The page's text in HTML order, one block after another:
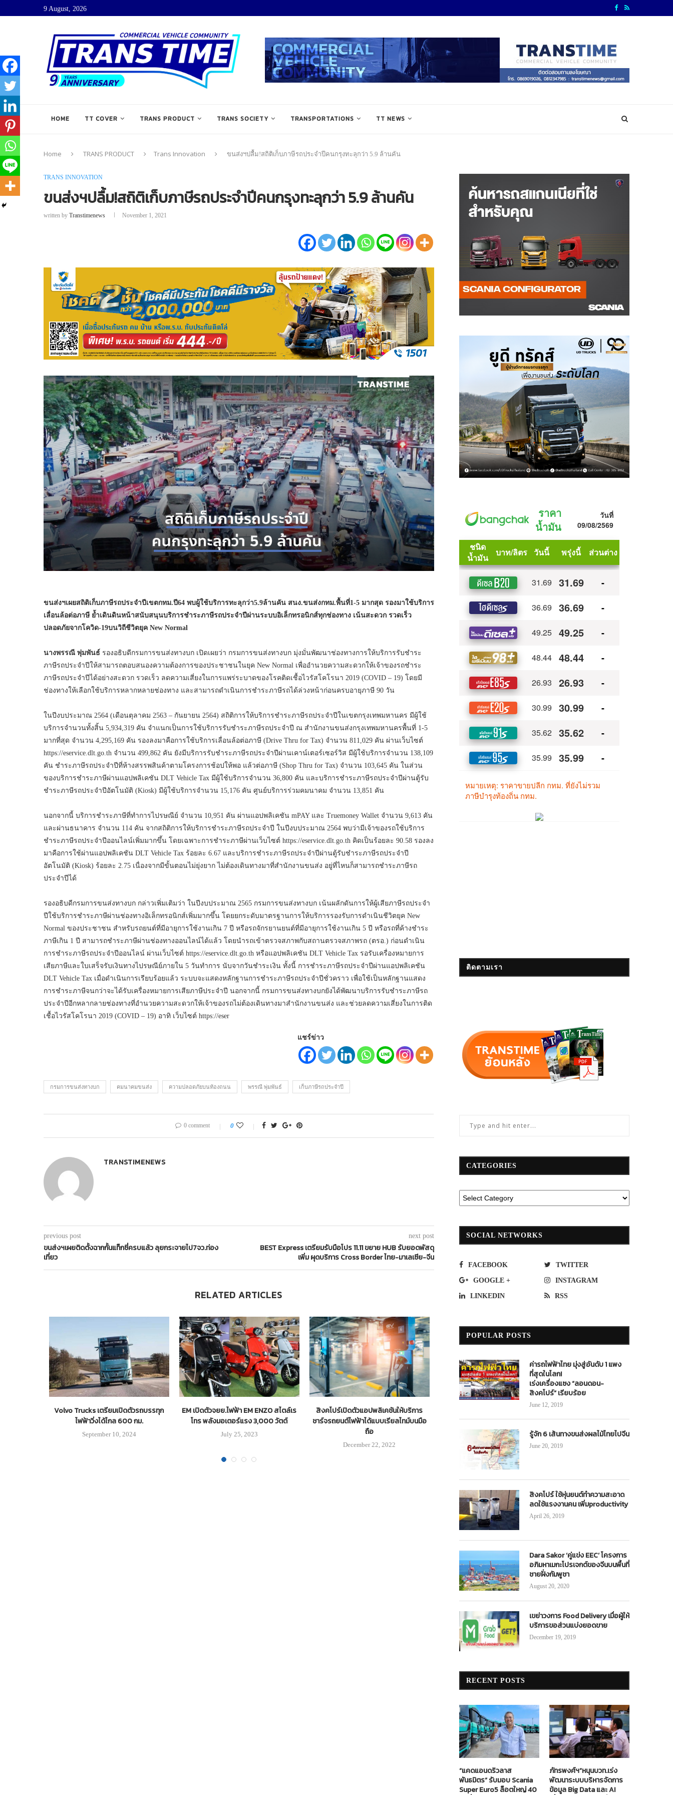
9 August, 2026
HOME TT COVER TRANS PRODUCT TRANS SOCIETY TRANSPORTATIONS TT NEWS
Home TRANS PRODUCT Trans Innovation ขนส่งฯปลื้ม!สถิติเก็บภาษีรถประจำปีคนกรุงทะลุกว่า 5.9 ล้านคัน
TRANS INNOVATION
ขนส่งฯปลื้ม!สถิติเก็บภาษีรถประจำปีคนกรุงทะลุกว่า 5.9 ล้านคัน
written by Transtimenews November 1, 2021
ขนส่งฯเผยสถิติเก็บภาษีรถประจำปีเขตกทม.ปี64 พบผู้ใช้บริการทะลุกว่า5.9ล้านคัน สนง.ขนส่งกทม.พื้นที่1-5 มากสุด รองมาใช้บริการ
เลื่อนล้อต่อภาษี ย้ำเดินดินหน้าสนับสนุนบริการชำระภาษีรถประจำปีผ่านระบบอิเล็กทรอนิกส์ทุกช่องทาง เน้นสะดวก รวดเร็ว
ปลอดภัยจากโควิด-19บนวิถีชีวิตยุค New Normal
นางพรรณี พุ่มพันธ์ รองอธิบดีกรมการขนส่งทางบก เปิดเผยว่า กรมการขนส่งทางบก มุ่งมั่นพัฒนาช่องทางการให้บริการรับชำระ
ภาษีรถประจำปีให้สามารถตอบสนองความต้องการของประชาชนในยุค New Normal เพื่ออำนวยความสะดวกให้เจ้าของรถชำระ
ภาษีรถประจำปีได้อย่างสะดวก รวดเร็ว ลดความเสี่ยงในการแพร่ระบาดของโรคติดเชื้อไวรัสโคโรนา 2019 (COVID – 19) โดยมี
ช่องทางให้เลือกใช้บริการหลากหลายช่องทาง และสามารถดำเนินการชำระภาษีรถได้ล่วงหน้าก่อนครบอายุภาษี 90 วัน
ในปีงบประมาณ 2564 (เดือนตุลาคม 2563 – กันยายน 2564) สถิติการให้บริการชำระภาษีรถประจำปีในเขตกรุงเทพมหานคร มีผู้ใช้
บริการจำนวนทั้งสิ้น 5,934,319 คัน จำแนกเป็นการใช้บริการรับชำระภาษีรถประจำปี ณ สำนักงานขนส่งกรุงเทพมหานครพื้นที่ 1-5
มากที่สุด จำนวน 4,295,169 คัน รองลงมาคือการใช้บริการเลื่อนล้อต่อภาษี (Drive Thru for Tax) จำนวน 811,029 คัน ผ่านเว็บไซต์
https://eservice.dlt.go.th จำนวน 499,862 คัน ยังมีบริการรับชำระภาษีรถประจำปีผ่านเคาน์เตอร์เซอร์วิส มีผู้ใช้บริการจำนวน 138,109
คัน ชำระภาษีรถประจำปีที่ห้างสรรพสินค้าตามโครงการช้อปให้พอ แล้วต่อภาษี (Shop Thru for Tax) จำนวน 103,645 คัน ในส่วน
ของบริการชำระภาษีผ่านแอปพลิเคชัน DLT Vehicle Tax มีผู้ใช้บริการจำนวน 36,800 คัน และบริการชำระภาษีรถประจำปีผ่านตู้รับ
ชำระภาษีรถประจำปีอัตโนมัติ (Kiosk) มีผู้ใช้บริการจำนวน 15,176 คัน ศูนย์บริการร่วมคมนาคม จำนวน 13,851 คัน
นอกจากนี้ บริการชำระภาษีที่ทำการไปรษณีย์ จำนวน 10,951 คัน ผ่านแอปพลิเคชัน mPAY และ Truemoney Wallet จำนวน 9,613 คัน
และผ่านธนาคาร จำนวน 114 คัน จากสถิติการให้บริการชำระภาษีรถประจำปี ในปีงบประมาณ 2564 พบว่ามีเจ้าของรถใช้บริการ
ชำระภาษีรถประจำปีออนไลน์เพิ่มมากขึ้น โดยเฉพาะการชำระภาษีผ่านเว็บไซต์ https://eservice.dlt.go.th คิดเป็นร้อยละ 90.58 รองลง
มาคือการใช้ผ่านแอปพลิเคชัน DLT Vehicle Tax ร้อยละ 6.67 และบริการชำระภาษีรถประจำปีผ่านตู้รับชำระภาษีรถประจำปี
อัตโนมัติ (Kiosk) ร้อยละ 2.75 เนื่องจากมีขั้นตอนไม่ยุ่งยาก ไม่ต้องเดินทางมาที่สำนักงานขนส่ง อยู่ที่ไหนก็สามารถชำระภาษีรถ
ประจำปีได้
รองอธิบดีกรมการขนส่งทางบก กล่าวเพิ่มเติมว่า ในปีงบประมาณ 2565 กรมการขนส่งทางบก เน้นผลักดันการให้ผู้เสียภาษีรถประจำ
ปีใช้บริการชำระภาษีผ่านช่องทางอิเล็กทรอนิกส์เพิ่มมากขึ้น โดยยกระดับมาตรฐานการให้บริการรองรับการดำเนินชีวิตยุค New
Normal ของประชาชน สำหรับรถยนต์ที่มีอายุการใช้งานเกิน 7 ปี หรือรถจักรยานยนต์ที่มีอายุการใช้งานเกิน 5 ปี หรือรถที่ค้างชำระ
ภาษีเกิน 1 ปี สามารถชำระภาษีผ่านช่องทางออนไลน์ได้แล้ว โดยนำรถเข้าตรวจสภาพกับสถานตรวจสภาพรถ (ตรอ.) ก่อนดำเนิน
การชำระภาษีรถประจำปีออนไลน์ ผ่านเว็บไซต์ https://eservice.dlt.go.th หรือแอปพลิเคชัน DLT Vehicle Tax รอรับเครื่องหมายการ
เสียภาษีและใบเสร็จรับเงินทางไปรษณีย์ภายใน 5 วันทำการ นับจากวันชำระเงิน ทั้งนี้ การชำระภาษีรถประจำปีผ่านแอปพลิเคชัน
DLT Vehicle Tax เมื่อดำเนินการเรียบร้อยแล้ว ระบบจะแสดงหลักฐานการชำระภาษีรถประจำปีชั่วคราว เพื่อใช้เป็นหลักฐานแสดง
การชำระภาษีจนกว่าจะได้รับเครื่องหมายการเสียภาษีประจำปี นอกจากนี้ กรมการขนส่งทางบกยังได้พัฒนาบริการรับชำระภาษีรถ
ประจำปีอีกหลากลายช่องทางที่อำนวยความสะดวกให้เจ้าของรถไม่ต้องเดินทางมาสำนักงานขนส่ง และช่วยลดความเสี่ยงในการติด
เชื้อไวรัสโคโรนา 2019 (COVID – 19) อาทิ เว็บไซต์ https://eser
แชร์ข่าว
กรมการขนส่งทางบก คมนาคมขนส่ง ความปลอดภัยบนท้องถนน พรรณี พุ่มพันธ์ เก็บภาษีรถประจำปี
0 comment 0
TRANSTIMENEWS
previous post
ขนส่งฯเผยติดตั้งฉากกั้นแท็กซี่ครบแล้ว ลุยกระจายไป7จว.ท่อง
เที่ยว
next post
BEST Express เตรียมรับมือโปร 11.11 ขยาย HUB รับยอดพัสดุ
เพิ่ม ผุดบริการ Cross Border ไทย-มาเลเซีย-จีน
RELATED ARTICLES
Volvo Trucks เตรียมเปิดตัวรถบรรทุก
ไฟฟ้าวิ่งได้ไกล 600 กม.
September 10, 2024
EM เปิดตัวจยย.ไฟฟ้า EM ENZO สไตล์เร
โทร พลังมอเตอร์แรง 3,000 วัตต์
July 25, 2023
สิงคโปร์เปิดตัวแอปพลิเคชันให้บริการ
ชาร์จรถยนต์ไฟฟ้าได้แบบเรียลไทม์บนมือ
ถือ
December 22, 2022
เปิดผลวิจัย“คนไทย”สนใจรถยนต์ EV มาก
สุดในอาเซียน
February 9, 2021
ไทย-ลาว ดัดแปลงรถบรรทุกไฟฟ้า
April 6, 2023
ติดตามเรา
CATEGORIES
SOCIAL NETWORKS
FACEBOOK TWITTER
GOOGLE + INSTAGRAM
LINKEDIN RSS
POPULAR POSTS
ค่ารถไฟฟ้าไทย มุ่งสู่อันดับ 1 แพง
ที่สุดในโลก!
เร่งเครื่องแซง “ลอนดอน-
สิงคโปร์” เรียบร้อย
June 12, 2019
รู้จัก 6 เส้นทางขนส่งผลไม้ไทยไปจีน
June 20, 2019
สิงคโปร์ ใช้หุ่นยนต์ทำความสะอาด
ลดใช้แรงงานคน เพิ่มproductivity
April 26, 2019
Dara Sakor ‘คู่แข่ง EEC’ โครงการ
อภิมหาเมกะโปรเจกต์ของจีนบนพื้นที่
ชายฝั่งกัมพูชา
August 20, 2020
เขย่าวงการ Food Delivery เมื่อผู้ให้
บริการขอส่วนแบ่งยอดขาย
December 19, 2019
RECENT POSTS
“แคดแอนดริวลาส
พันธมิตร” รับมอบ Scania
Super Euro5 ล็อตใหญ่ 40
ภัทรพงศ์ฯ”หนุนบวท.เร่ง
พัฒนาระบบบริหารจัดการ
ข้อมูล Big Data และ AI